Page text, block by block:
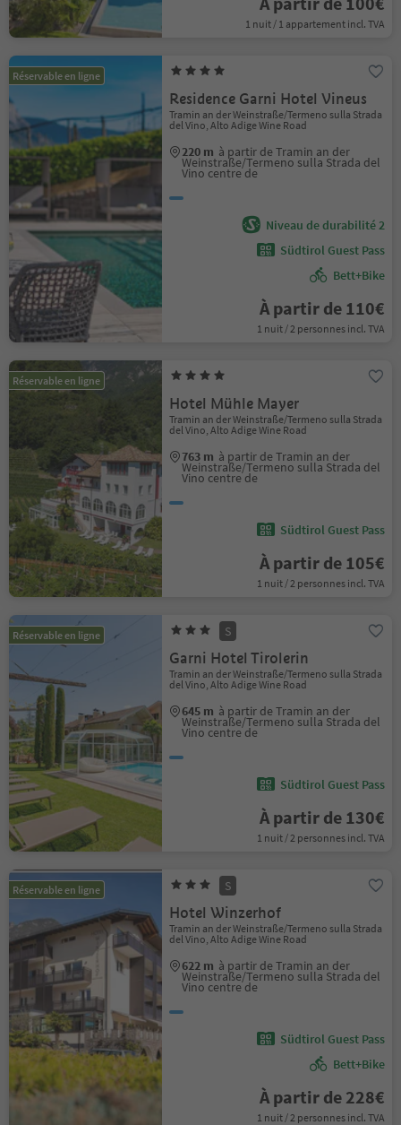
1 nuit / 1 appartement incl. TVA
Réservable en ligne
Residence Garni Hotel Vineus
Tramin an der Weinstraße/Termeno sulla Strada
del Vino, Alto Adige Wine Road
220 m à partir de Tramin an der
Weinstraße/Termeno sulla Strada del
Vino centre de
Niveau de durabilité 2
Südtirol Guest Pass
Bett+Bike
À partir de 110€
1 nuit / 2 personnes incl. TVA
Réservable en ligne
Hotel Mühle Mayer
Tramin an der Weinstraße/Termeno sulla Strada
del Vino, Alto Adige Wine Road
763 m à partir de Tramin an der
Weinstraße/Termeno sulla Strada del
Vino centre de
Südtirol Guest Pass
À partir de 105€
1 nuit / 2 personnes incl. TVA
Réservable en ligne S
Garni Hotel Tirolerin
Tramin an der Weinstraße/Termeno sulla Strada
del Vino, Alto Adige Wine Road
645 m à partir de Tramin an der
Weinstraße/Termeno sulla Strada del
Vino centre de
Südtirol Guest Pass
À partir de 130€
1 nuit / 2 personnes incl. TVA
Réservable en ligne S
Hotel Winzerhof
Tramin an der Weinstraße/Termeno sulla Strada
del Vino, Alto Adige Wine Road
622 m à partir de Tramin an der
Weinstraße/Termeno sulla Strada del
Vino centre de
Südtirol Guest Pass
Bett+Bike
À partir de 228€
1 nuit / 2 personnes incl. TVA